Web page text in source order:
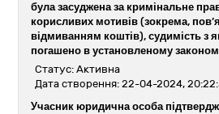
була засуджена за кримінальне
корисливих мотивів (зокрема,
відмиванням коштів), судимість з
погашено в установленому
Статус: Активна
Дата створення: 22-04-2024,
Учасник юридична особа